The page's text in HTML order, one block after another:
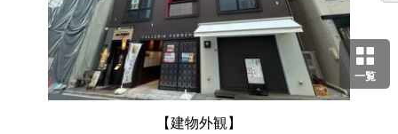
一覧
【建物外観】